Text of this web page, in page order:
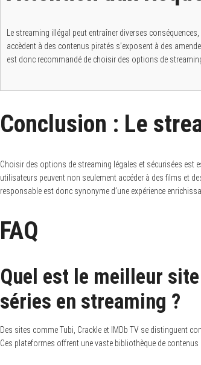
Le streaming illégal peut entraîner diverses
accèdent à des contenus piratés s’exposent à des
est donc recommandé de choisir des options de
Conclusion : Le
Choisir des options de streaming légales et sécurisées est
utilisateurs peuvent non seulement accéder à des films et
responsable est donc synonyme d’une expérience
FAQ
Quel est le meilleur
séries en streaming ?
Des sites comme Tubi, Crackle et IMDb TV se distinguent
Ces plateformes offrent une vaste bibliothèque de contenus